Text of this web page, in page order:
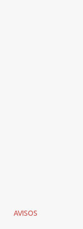
(Santiago,
AVISOS